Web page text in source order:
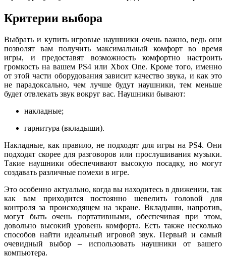
Критерии выбора
Выбрать и купить игровые наушники очень важно, ведь они
позволят вам получить максимальный комфорт во время
игры, и предоставят возможность комфортно настроить
громкость на вашем PS4 или Xbox One. Кроме того, именно
от этой части оборудования зависит качество звука, и как это
не парадоксально, чем лучше будут наушники, тем меньше
будет отвлекать звук вокруг вас. Наушники бывают:
накладные;
гарнитура (вкладыши).
Накладные, как правило, не подходят для игры на PS4. Они
подходят скорее для разговоров или прослушивания музыки.
Такие наушники обеспечивают высокую посадку, но могут
создавать различные помехи в игре.
Это особенно актуально, когда вы находитесь в движении, так
как вам приходится постоянно шевелить головой для
контроля за происходящем на экране. Вкладыши, напротив,
могут быть очень портативными, обеспечивая при этом,
довольно высокий уровень комфорта. Есть также несколько
способов найти идеальный игровой звук. Первый и самый
очевидный выбор – использовать наушники от вашего
компьютера.